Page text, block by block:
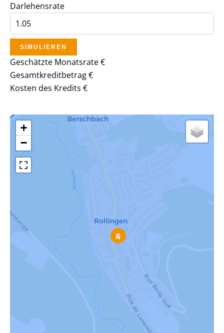
Darlehensrate
SIMULIEREN
Geschätzte Monatsrate€
Gesamtkreditbetrag€
Kosten des Kredits €
+
−